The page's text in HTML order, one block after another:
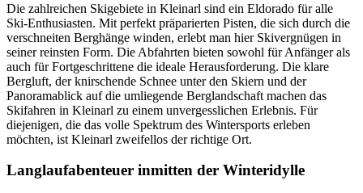
Die zahlreichen Skigebiete in Kleinarl sind ein Eldorado für alle
Ski-Enthusiasten. Mit perfekt präparierten Pisten, die sich durch die
verschneiten Berghänge winden, erlebt man hier Skivergnügen in
seiner reinsten Form. Die Abfahrten bieten sowohl für Anfänger als
auch für Fortgeschrittene die ideale Herausforderung. Die klare
Bergluft, der knirschende Schnee unter den Skiern und der
Panoramablick auf die umliegende Berglandschaft machen das
Skifahren in Kleinarl zu einem unvergesslichen Erlebnis. Für
diejenigen, die das volle Spektrum des Wintersports erleben
möchten, ist Kleinarl zweifellos der richtige Ort.
Langlaufabenteuer inmitten der Winteridylle